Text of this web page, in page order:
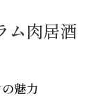
ム肉居酒
魅力